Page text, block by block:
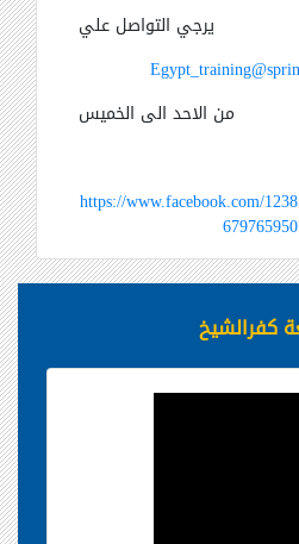
يرجي التواصل علي
من الاحد الى الخميس
https://www.facebook.com/
كفرالشيخ